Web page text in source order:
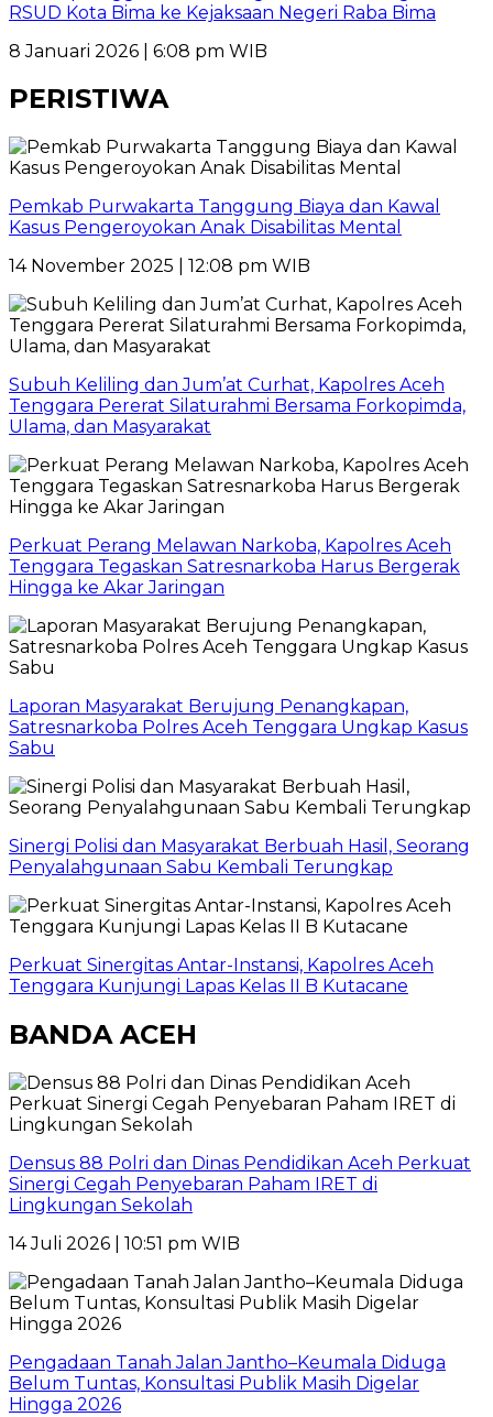
RSUD Kota Bima ke Kejaksaan Negeri Raba Bima
8 Januari 2026 | 6:08 pm WIB
PERISTIWA
Pemkab Purwakarta Tanggung Biaya dan Kawal
Kasus Pengeroyokan Anak Disabilitas Mental
14 November 2025 | 12:08 pm WIB
Subuh Keliling dan Jum’at Curhat, Kapolres Aceh
Tenggara Pererat Silaturahmi Bersama Forkopimda,
Ulama, dan Masyarakat
Perkuat Perang Melawan Narkoba, Kapolres Aceh
Tenggara Tegaskan Satresnarkoba Harus Bergerak
Hingga ke Akar Jaringan
Laporan Masyarakat Berujung Penangkapan,
Satresnarkoba Polres Aceh Tenggara Ungkap Kasus
Sabu
Sinergi Polisi dan Masyarakat Berbuah Hasil, Seorang
Penyalahgunaan Sabu Kembali Terungkap
Perkuat Sinergitas Antar-Instansi, Kapolres Aceh
Tenggara Kunjungi Lapas Kelas II B Kutacane
BANDA ACEH
Densus 88 Polri dan Dinas Pendidikan Aceh Perkuat
Sinergi Cegah Penyebaran Paham IRET di
Lingkungan Sekolah
14 Juli 2026 | 10:51 pm WIB
Pengadaan Tanah Jalan Jantho–Keumala Diduga
Belum Tuntas, Konsultasi Publik Masih Digelar
Hingga 2026